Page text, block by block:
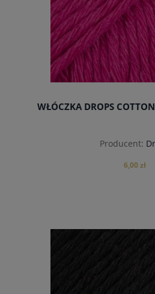
WŁÓCZKA DROPS
Producent:
6,00 zł